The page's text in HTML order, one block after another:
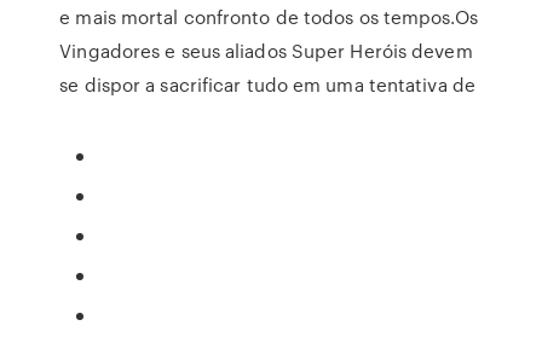
e mais mortal confronto de todos os tempos.Os
Vingadores e seus aliados Super Heróis devem
se dispor a sacrificar tudo em uma tentativa de